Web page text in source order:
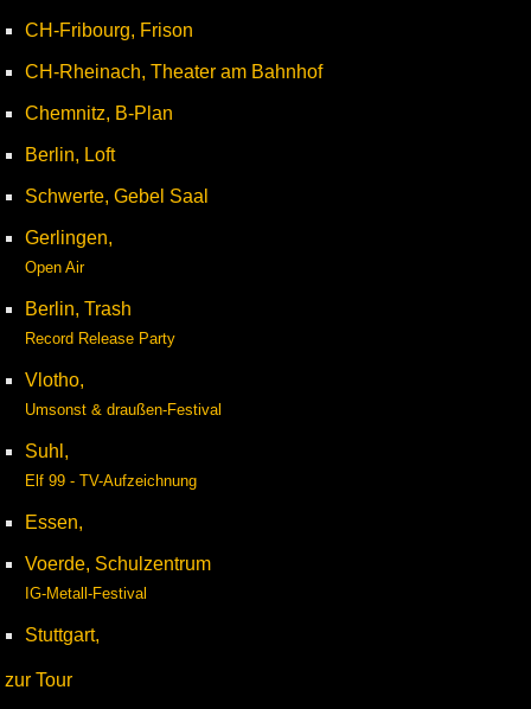
CH-Fribourg, Frison
CH-Rheinach, Theater am Bahnhof
Chemnitz, B-Plan
Berlin, Loft
Schwerte, Gebel Saal
Gerlingen,
Open Air
Berlin, Trash
Record Release Party
Vlotho,
Umsonst & draußen-Festival
Suhl,
Elf 99 - TV-Aufzeichnung
Essen,
Voerde, Schulzentrum
IG-Metall-Festival
Stuttgart,
zur Tour